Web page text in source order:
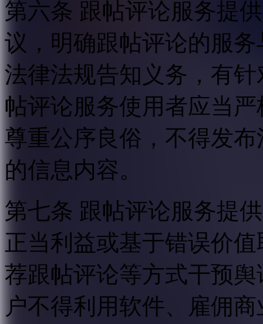
第六条 跟帖评论服务提
议，明确跟帖评论的服
法律法规告知义务，有
帖评论服务使用者应当
尊重公序良俗，不得发
的信息内容。
第七条 跟帖评论服务提
正当利益或基于错误价
荐跟帖评论等方式干预
户不得利用软件、雇佣